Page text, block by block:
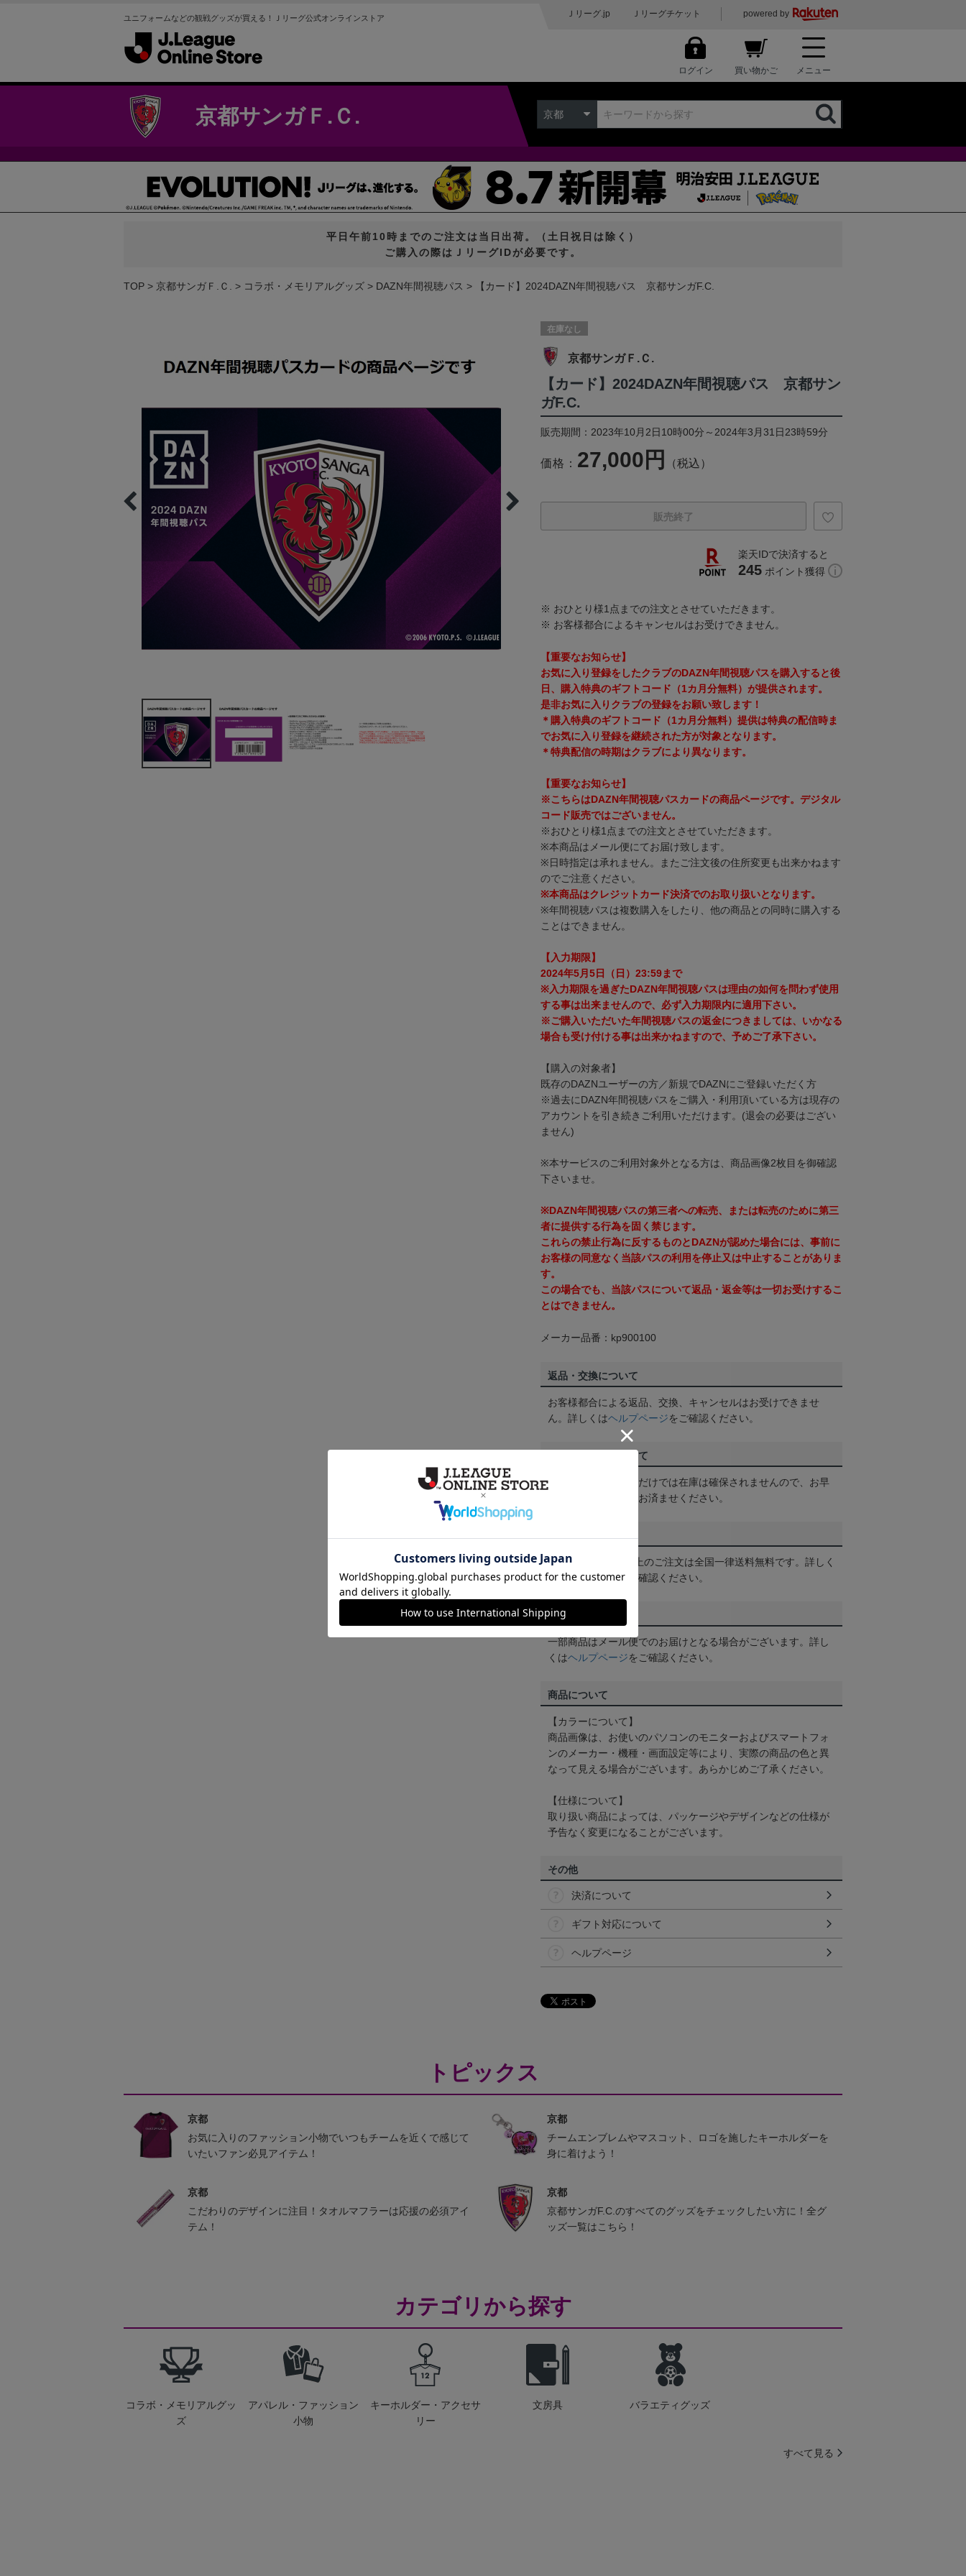
ユニフォームなどの観戦グッズが買える！Ｊリーグ公式オンラインストア Ｊリーグ.jp Ｊリーグチケット powered by
ログイン 買い物かご メニュー
京都サンガＦ.Ｃ. 京都
平日午前10時までのご注文は当日出荷。（土日祝日は除く）
ご購入の際はＪリーグIDが必要です。
TOP 京都サンガＦ.Ｃ. コラボ・メモリアルグッズ DAZN年間視聴パス 【カード】2024DAZN年間視聴パス 京都サンガF.C.
在庫なし
京都サンガＦ.Ｃ.
【カード】2024DAZN年間視聴パス 京都サン
ガF.C.
販売期間：2023年10月2日10時00分～2024年3月31日23時59分
価格： 27,000円 （税込）
販売終了
楽天IDで決済すると
245 ポイント獲得
※ おひとり様1点までの注文とさせていただきます。
※ お客様都合によるキャンセルはお受けできません。
【重要なお知らせ】
お気に入り登録をしたクラブのDAZN年間視聴パスを購入すると後
日、購入特典のギフトコード（1カ月分無料）が提供されます。
是非お気に入りクラブの登録をお願い致します！
＊購入特典のギフトコード（1カ月分無料）提供は特典の配信時ま
でお気に入り登録を継続された方が対象となります。
＊特典配信の時期はクラブにより異なります。
【重要なお知らせ】
※こちらはDAZN年間視聴パスカードの商品ページです。デジタル
コード販売ではございません。
※おひとり様1点までの注文とさせていただきます。
※本商品はメール便にてお届け致します。
※日時指定は承れません。またご注文後の住所変更も出来かねます
のでご注意ください。
※本商品はクレジットカード決済でのお取り扱いとなります。
※年間視聴パスは複数購入をしたり、他の商品との同時に購入する
ことはできません。
【入力期限】
2024年5月5日（日）23:59まで
※入力期限を過ぎたDAZN年間視聴パスは理由の如何を問わず使用
する事は出来ませんので、必ず入力期限内に適用下さい。
※ご購入いただいた年間視聴パスの返金につきましては、いかなる
場合も受け付ける事は出来かねますので、予めご了承下さい。
【購入の対象者】
既存のDAZNユーザーの方／新規でDAZNにご登録いただく方
※過去にDAZN年間視聴パスをご購入・利用頂いている方は現存の
アカウントを引き続きご利用いただけます。(退会の必要はござい
ません)
※本サービスのご利用対象外となる方は、商品画像2枚目を御確認
下さいませ。
※DAZN年間視聴パスの第三者への転売、または転売のために第三
者に提供する行為を固く禁じます。
これらの禁止行為に反するものとDAZNが認めた場合には、事前に
お客様の同意なく当該パスの利用を停止又は中止することがありま
す。
この場合でも、当該パスについて返品・返金等は一切お受けするこ
とはできません。
メーカー品番：kp900100
返品・交換について
お客様都合による返品、交換、キャンセルはお受けできませ
ん。詳しくはヘルプページをご確認ください。
ご注文の確定について
買い物かごに入れるだけでは在庫は確保されませんので、お早
めにご購入手続きをお済ませください。
3,980円（税込）以上のご注文は全国一律送料無料です。詳しく
はヘルプページをご確認ください。
配送方法について
一部商品はメール便でのお届けとなる場合がございます。詳し
くはヘルプページをご確認ください。
商品について
【カラーについて】
商品画像は、お使いのパソコンのモニターおよびスマートフォ
ンのメーカー・機種・画面設定等により、実際の商品の色と異
なって見える場合がございます。あらかじめご了承ください。
【仕様について】
取り扱い商品によっては、パッケージやデザインなどの仕様が
予告なく変更になることがございます。
その他
決済について
ギフト対応について
ヘルプページ
トピックス
京都
お気に入りのファッション小物でいつもチームを近くで感じて
いたいファン必見アイテム！
京都
チームエンブレムやマスコット、ロゴを施したキーホルダーを
身に着けよう！
京都
こだわりのデザインに注目！タオルマフラーは応援の必須アイ
テム！
京都
京都サンガF.C.のすべてのグッズをチェックしたい方に！全グ
ッズ一覧はこちら！
カテゴリから探す
コラボ・メモリアルグッ
ズ
アパレル・ファッション
小物
キーホルダー・アクセサ
リー
文房具 バラエティグッズ
すべて見る